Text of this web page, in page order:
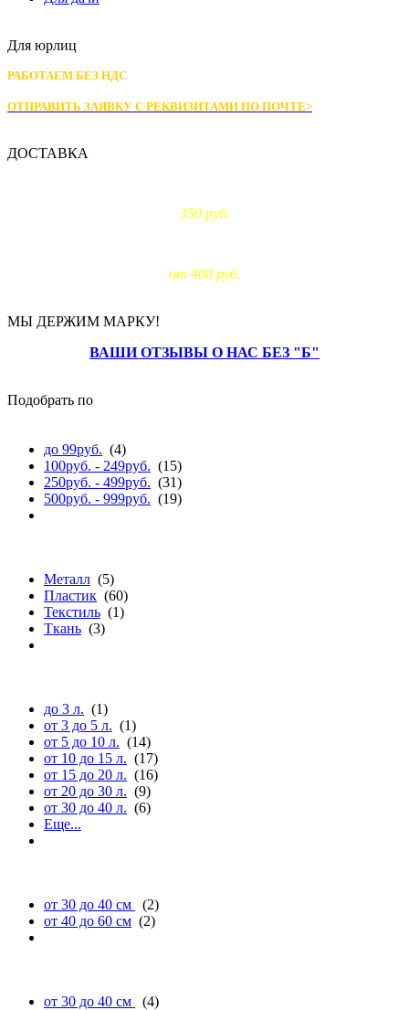
Для юрлиц
РАБОТАЕМ БЕЗ НДС
ОТПРАВИТЬ ЗАЯВКУ С РЕКВИЗИТАМИ ПО ПОЧТЕ>
ДОСТАВКА
350 руб.
от 400 руб.
МЫ ДЕРЖИМ МАРКУ!
ВАШИ ОТЗЫВЫ О НАС БЕЗ "Б"
Подобрать по
до 99руб. (4)
100руб. - 249руб. (15)
250руб. - 499руб. (31)
500руб. - 999руб. (19)
Металл (5)
Пластик (60)
Текстиль (1)
Ткань (3)
до 3 л. (1)
от 3 до 5 л. (1)
от 5 до 10 л. (14)
от 10 до 15 л. (17)
от 15 до 20 л. (16)
от 20 до 30 л. (9)
от 30 до 40 л. (6)
Еще...
от 30 до 40 см
(2)
от 40 до 60 см (2)
от 30 до 40 см (4)